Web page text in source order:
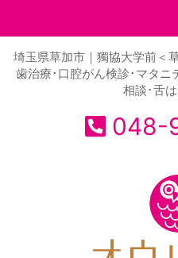
埼玉県草加市｜獨協大学前＜
歯治療･口腔がん検診･マタニ
相談･舌
048-